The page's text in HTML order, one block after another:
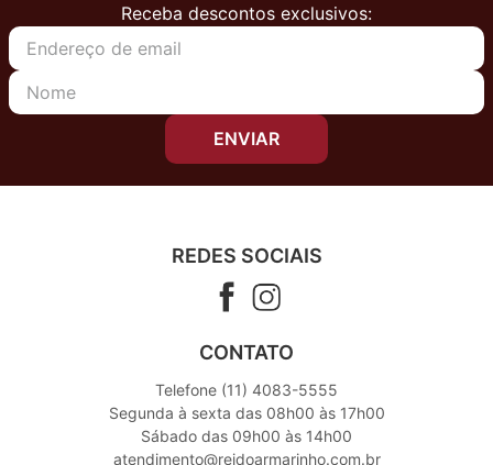
Receba descontos exclusivos:
ENVIAR
REDES SOCIAIS
CONTATO
Telefone (11) 4083-5555
Segunda à sexta das 08h00 às 17h00
Sábado das 09h00 às 14h00
atendimento@reidoarmarinho.com.br